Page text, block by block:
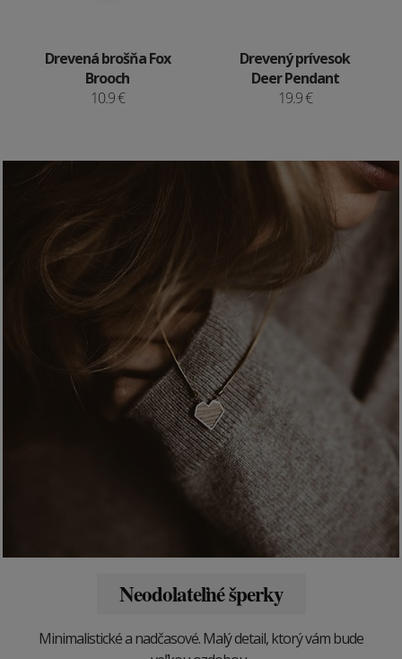
Drevená brošňa Fox
Brooch
10.9 €
Drevený prívesok
Deer Pendant
19.9 €
Neodolateľné šperky
Minimalistické a nadčasové. Malý detail, ktorý vám bude